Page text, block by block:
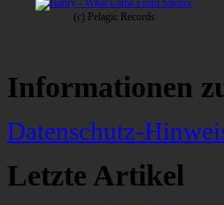
(c) Pelagic Records
Informationen
Datenschutz-
Letzte Artikel